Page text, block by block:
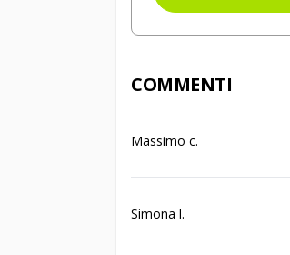
COMMENTI
Massimo c.
Simona l.